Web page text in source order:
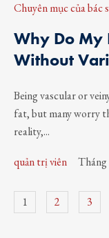
Chuyên mục của bác
Why Do My
Without
Being vascular or
fat, but many worry
reality,...
quản trị viên Tháng
1 2 3